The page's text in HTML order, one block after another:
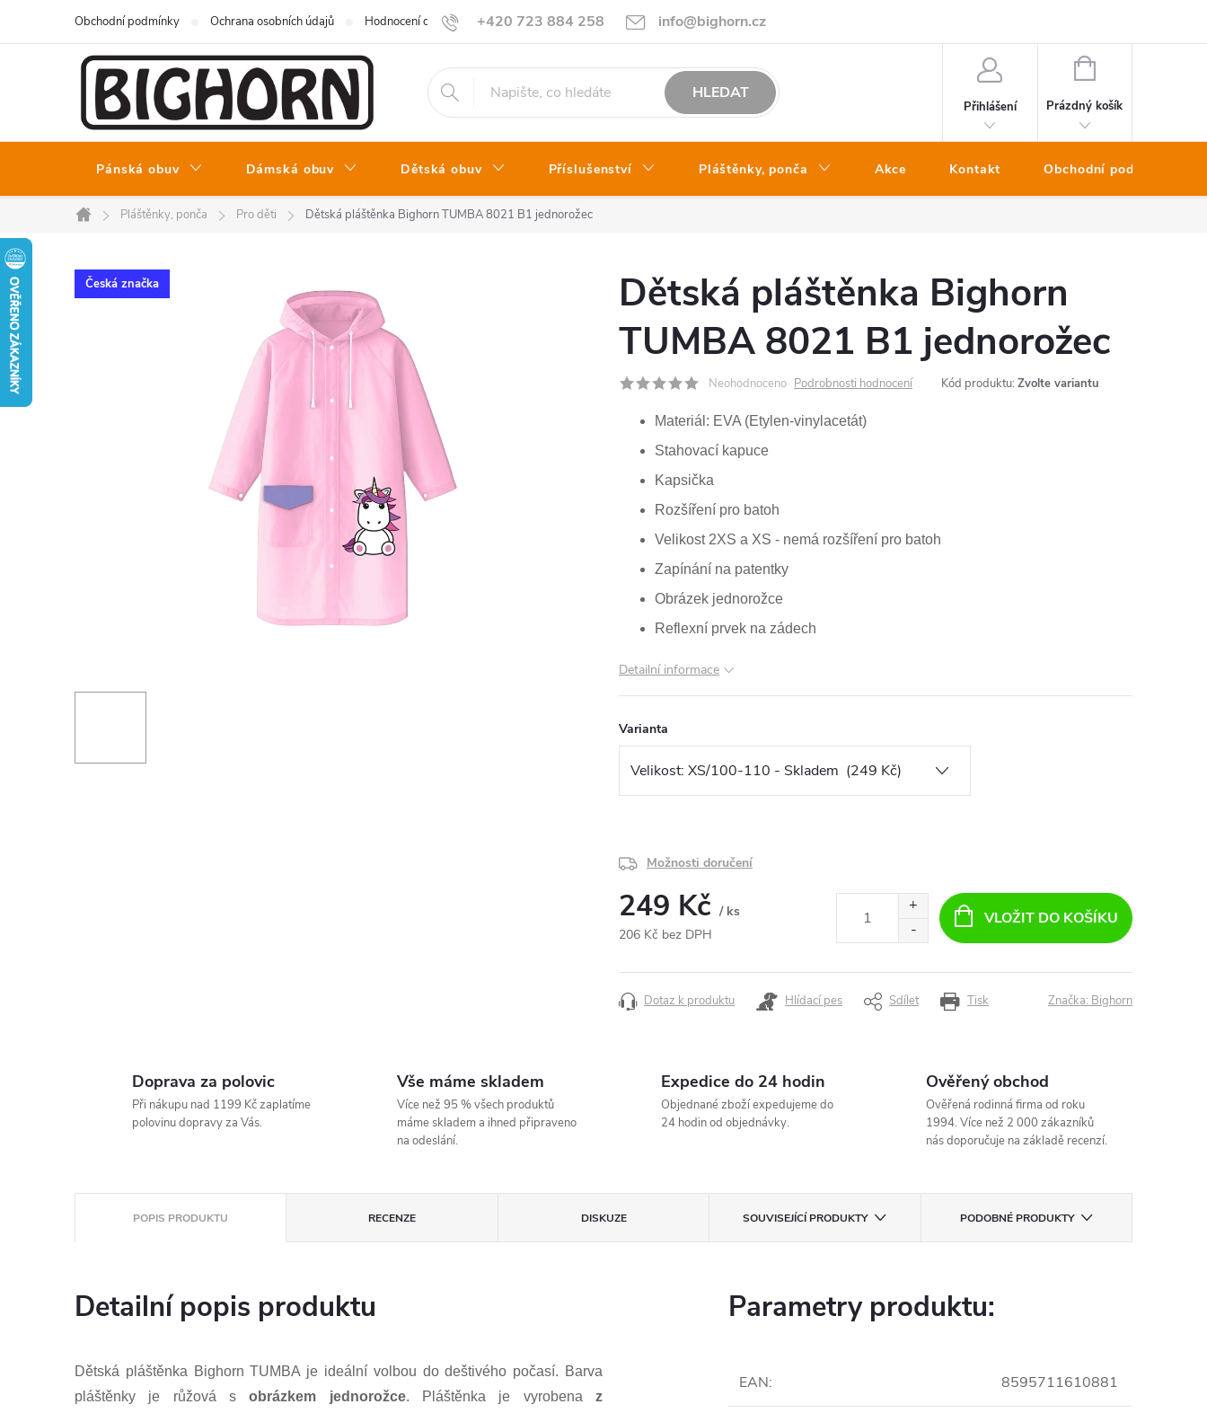
+420 723 884 258 info@bighorn.cz
Obchodní podmínky Ochrana osobních údajů Hodnocení obchodu Kontakt
HLEDAT
Přihlášení
NÁKUPNÍ
Prázdný košík
Pánská obuv Dámská obuv Dětská obuv Příslušenství Pláštěnky, ponča Akce Kontakt Obchodní podmínky
Domů
Pláštěnky, ponča Pro děti Dětská pláštěnka Bighorn TUMBA 8021 B1 jednorožec
Česká značka
Dětská pláštěnka Bighorn
TUMBA 8021 B1 jednorožec
Neohodnoceno Podrobnosti hodnocení Kód produktu: Zvolte variantu
Materiál: EVA (Etylen-vinylacetát)
Stahovací kapuce
Kapsička
Rozšíření pro batoh
Velikost 2XS a XS - nemá rozšíření pro batoh
Zapínání na patentky
Obrázek jednorožce
Reflexní prvek na zádech
Detailní informace
Varianta
Možnosti doručení
249 Kč / ks
206 Kč bez DPH
cena:
VLOŽIT DO KOŠÍKU
Tisk
Dotaz k produktu Hlídací pes Sdílet Značka: Bighorn
Doprava za polovic
Při nákupu nad 1199 Kč zaplatíme
polovinu dopravy za Vás.
Vše máme skladem
Více než 95 % všech produktů
máme skladem a ihned připraveno
na odeslání.
Expedice do 24 hodin
Objednané zboží expedujeme do
24 hodin od objednávky.
Ověřený obchod
Ověřená rodinná firma od roku
1994. Více než 2 000 zákazníků
nás doporučuje na základě recenzí.
POPIS PRODUKTU RECENZE DISKUZE SOUVISEJÍCÍ PRODUKTY PODOBNÉ PRODUKTY
Detailní popis produktu
Dětská pláštěnka Bighorn TUMBA je ideální volbou do deštivého počasí. Barva
pláštěnky je růžová sobrázkem jednorožce. Pláštěnka je vyrobenaz
Parametry produktu:
EAN: 8595711610881